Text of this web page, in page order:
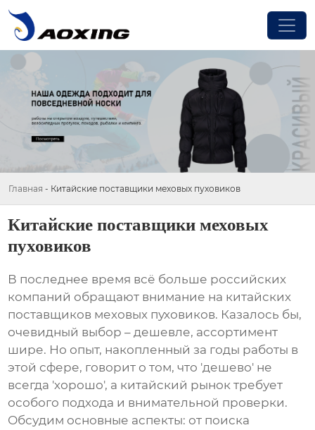
Главная - Китайские поставщики меховых пуховиков
Китайские поставщики меховых
пуховиков
В последнее время всё больше российских
компаний обращают внимание на китайских
поставщиков меховых пуховиков. Казалось бы,
очевидный выбор – дешевле, ассортимент
шире. Но опыт, накопленный за годы работы в
этой сфере, говорит о том, что 'дешево' не
всегда 'хорошо', а китайский рынок требует
особого подхода и внимательной проверки.
Обсудим основные аспекты: от поиска